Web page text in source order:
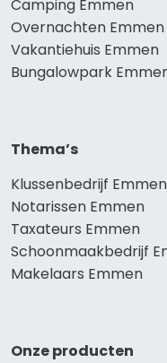
Camping Emmen
Overnachten Emmen
Vakantiehuis Emmen
Bungalowpark
Thema’s
Klussenbedrijf Emmen
Notarissen Emmen
Taxateurs Emmen
Schoonmaakbedrijf
Makelaars Emmen
Onze producten